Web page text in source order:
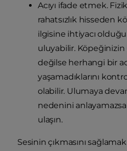
Acıyı ifade etmek.
rahatsızlık hisseden
ilgisine ihtiyacı
uluyabilir.
değilse herhangi bir
yaşamadıklarını
olabilir. Ulumaya
nedenini
ulaşın.
Sesinin çıkmasını